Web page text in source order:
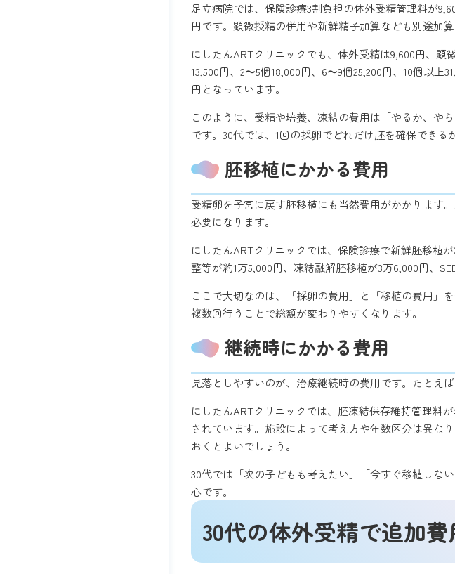
足立病院では、保険診療3割負担の体外受精管理料が
円です。顕微授精の併用や新鮮精子加算なども別途加算
にしたんARTクリニックでも、体外受精は9,600円、顕
13,500円、2〜5個18,000円、6〜9個25,200円、10個以
円となっています。
このように、受精や培養、凍結の費用は「やるか、やら
です。30代では、1回の採卵でどれだけ胚を確保でき
胚移植にかかる費用
受精卵を子宮に戻す胚移植にも当然費用がかかります
必要になります。
にしたんARTクリニックでは、保険診療で新鮮胚移植
整等が約1万5,000円、凍結融解胚移植が3万6,000円、
ここで大切なのは、「採卵の費用」と「移植の費用」
複数回行うことで総額が変わりやすくなります。
継続時にかかる費用
見落としやすいのが、治療継続時の費用です。たとえ
にしたんARTクリニックでは、胚凍結保存維持管理料
されています。施設によって考え方や年数区分は異な
おくとよいでしょう。
30代では「次の子どもも考えたい」「今すぐ移植しな
心です。
30代の体外受精で追加